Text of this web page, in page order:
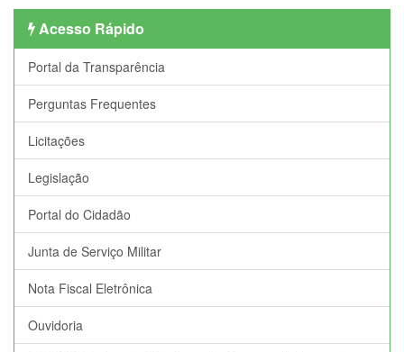
Acesso Rápido
Portal da Transparência
Perguntas Frequentes
Licitações
Legislação
Portal do Cidadão
Junta de Serviço Militar
Nota Fiscal Eletrônica
Ouvidoria